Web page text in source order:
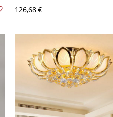
126,68 €